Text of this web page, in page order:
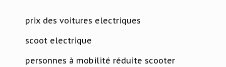
prix des voitures electriques
scoot electrique
personnes à mobilité réduite scooter